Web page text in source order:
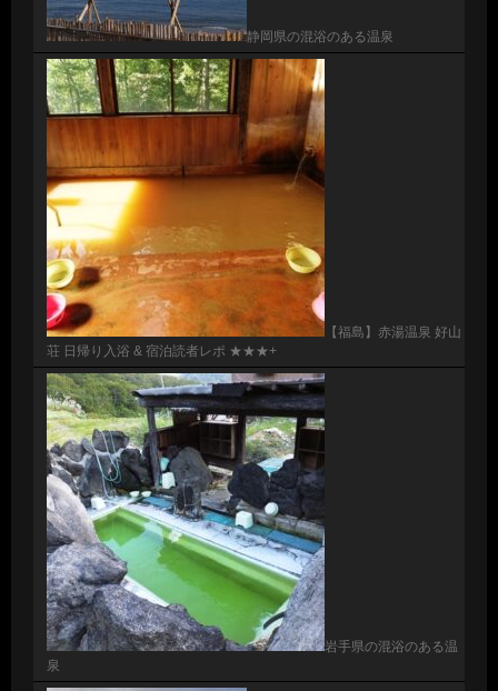
静岡県の混浴のある温泉
【福島】赤湯温泉 好山
荘 日帰り入浴 & 宿泊読者レポ ★★★+
岩手県の混浴のある温
泉